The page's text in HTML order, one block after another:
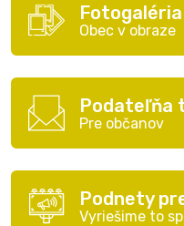
Fotogaléria
Obec v obraze
Podateľňa
Pre občanov
Podnety
Vyriešime to